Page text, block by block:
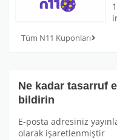
Tüm N11 Kuponları
Ne kadar tasarruf
bildirin
E-posta adresiniz
olarak işaretlenmiştir